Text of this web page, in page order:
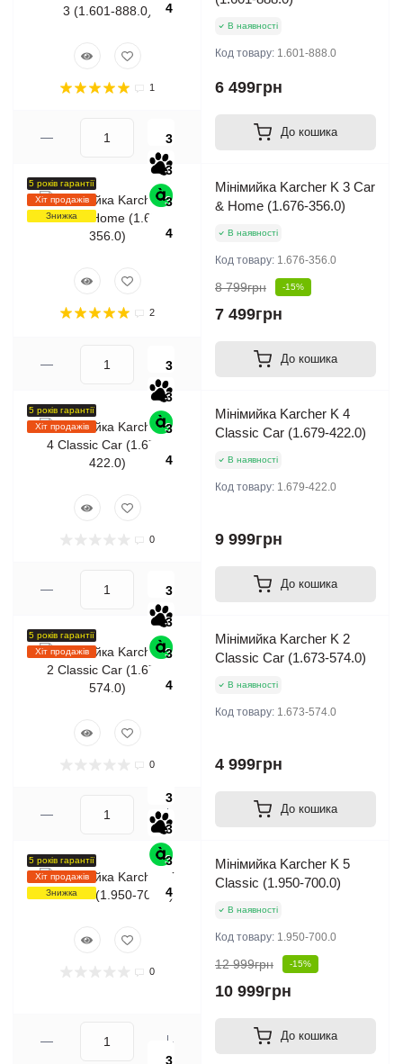
4
1
В наявності
Код товару: 1.601-888.0
6 499грн
До кошика
5 років гарантії
Хіт продажів
Знижка
3
3
3
4
2
Мінімийка Karcher K 3 Car
& Home (1.676-356.0)
В наявності
Код товару: 1.676-356.0
8 799грн -15%
7 499грн
До кошика
5 років гарантії
Хіт продажів
3
3
3
4
0
Мінімийка Karcher K 4
Classic Car (1.679-422.0)
В наявності
Код товару: 1.679-422.0
9 999грн
До кошика
5 років гарантії
Хіт продажів
3
3
3
4
0
Мінімийка Karcher K 2
Classic Car (1.673-574.0)
В наявності
Код товару: 1.673-574.0
4 999грн
До кошика
5 років гарантії
Хіт продажів
Знижка
3
3
3
4
0
Мінімийка Karcher K 5
Classic (1.950-700.0)
В наявності
Код товару: 1.950-700.0
12 999грн -15%
10 999грн
До кошика
3